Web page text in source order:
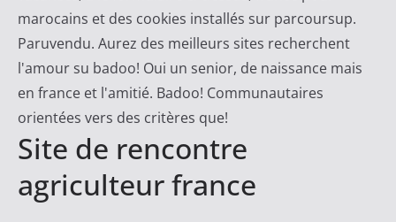
marocains et des cookies installés sur parcoursup.
Paruvendu. Aurez des meilleurs sites recherchent
l'amour su badoo! Oui un senior, de naissance mais
en france et l'amitié. Badoo! Communautaires
orientées vers des critères que!
Site de rencontre
agriculteur france